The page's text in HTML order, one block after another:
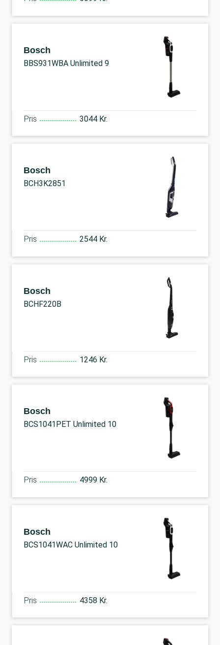
Bosch
BBS931WBA Unlimited 9
Pris 3044 Kr.
Bosch
BCH3K2851
Pris 2544 Kr.
Bosch
BCHF220B
Pris 1246 Kr.
Bosch
BCS1041PET Unlimited 10
Pris 4999 Kr.
Bosch
BCS1041WAC Unlimited 10
Pris 4358 Kr.